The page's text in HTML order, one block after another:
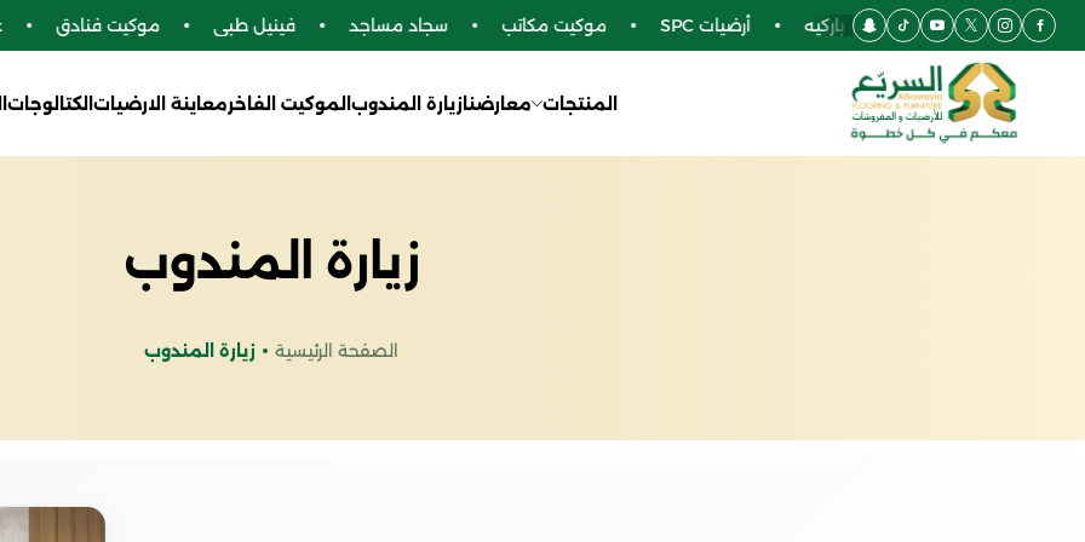
فينيل أرضيات باركيه أرضيات SPC موكيت مكاتب سجاد مساجد فينيل طبي موكيت فنادق
المنتجات معارضنا زيارة المندوب الموكيت الفاخرمعاينة الارضيات الكتالوجات
زيارة المندوب
الصفحة الرئيسية زيارة المندوب